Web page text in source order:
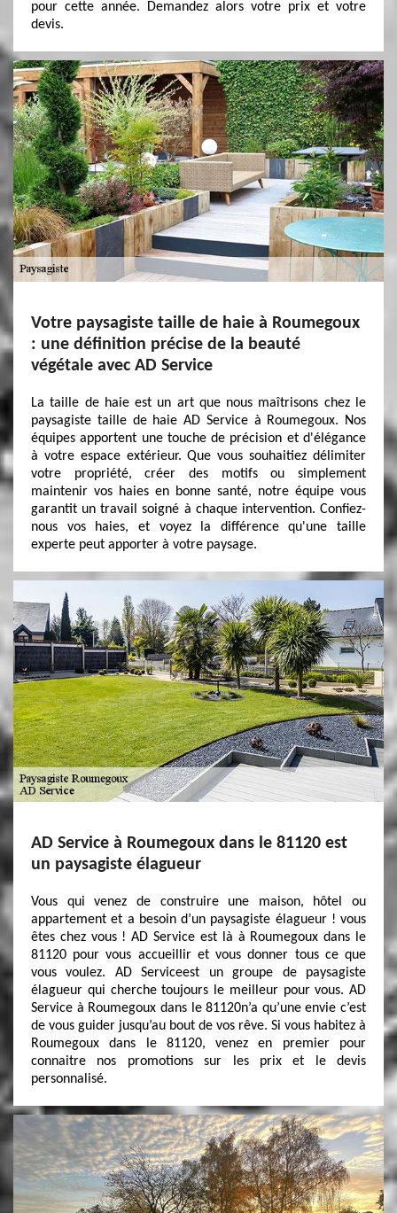
pour cette année. Demandez alors votre prix et votre
devis.
Votre paysagiste taille de haie à Roumegoux
: une définition précise de la beauté
végétale avec AD Service
La taille de haie est un art que nous maîtrisons chez le
paysagiste taille de haie AD Service à Roumegoux. Nos
équipes apportent une touche de précision et d'élégance
à votre espace extérieur. Que vous souhaitiez délimiter
votre propriété, créer des motifs ou simplement
maintenir vos haies en bonne santé, notre équipe vous
garantit un travail soigné à chaque intervention. Confiez-
nous vos haies, et voyez la différence qu'une taille
experte peut apporter à votre paysage.
AD Service à Roumegoux dans le 81120 est
un paysagiste élagueur
Vous qui venez de construire une maison, hôtel ou
appartement et a besoin d’un paysagiste élagueur ! vous
êtes chez vous ! AD Service est là à Roumegoux dans le
81120 pour vous accueillir et vous donner tous ce que
vous voulez. AD Serviceest un groupe de paysagiste
élagueur qui cherche toujours le meilleur pour vous. AD
Service à Roumegoux dans le 81120n’a qu’une envie c’est
de vous guider jusqu’au bout de vos rêve. Si vous habitez à
Roumegoux dans le 81120, venez en premier pour
connaitre nos promotions sur les prix et le devis
personnalisé.